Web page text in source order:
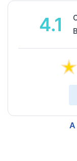
4.1
А